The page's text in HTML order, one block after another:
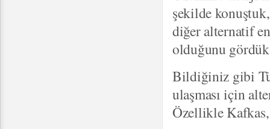
şekilde
diğer alternatif
olduğunu
Bildiğiniz gibi
ulaşması için
Özellikle